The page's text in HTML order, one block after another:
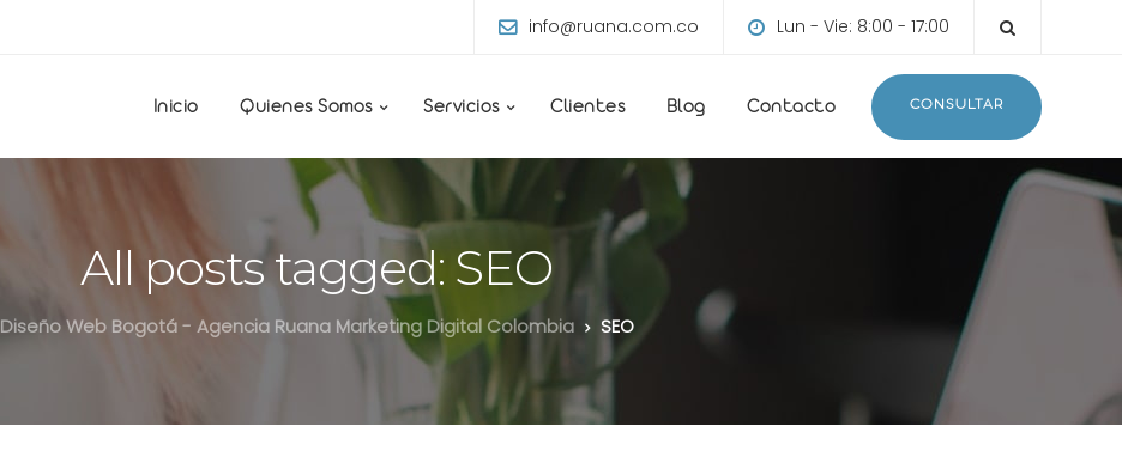
info@ruana.com.co Lun - Vie: 8:00 - 17:00
Inicio Quienes Somos Servicios Clientes Blog Contacto CONSULTAR
All posts tagged: SEO
Diseño Web Bogotá - Agencia Ruana Marketing Digital Colombia SEO